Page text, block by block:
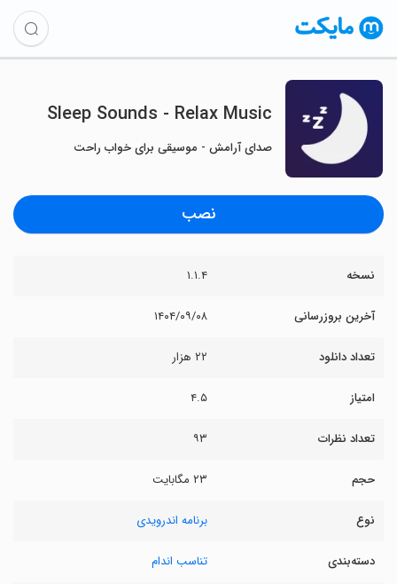
Sleep Sounds - Relax Music
صدای آرامش - موسیقی برای خواب راحت
نصب
نسخه ۱.۱.۴
آخرین بروزرسانی ۱۴۰۴/۰۹/۰۸
تعداد دانلود ۲۲ هزار
امتیاز ۴.۵
تعداد نظرات ۹۳
حجم ۲۳ مگابایت
نوع برنامه اندرویدی
دسته‌بندی تناسب اندام